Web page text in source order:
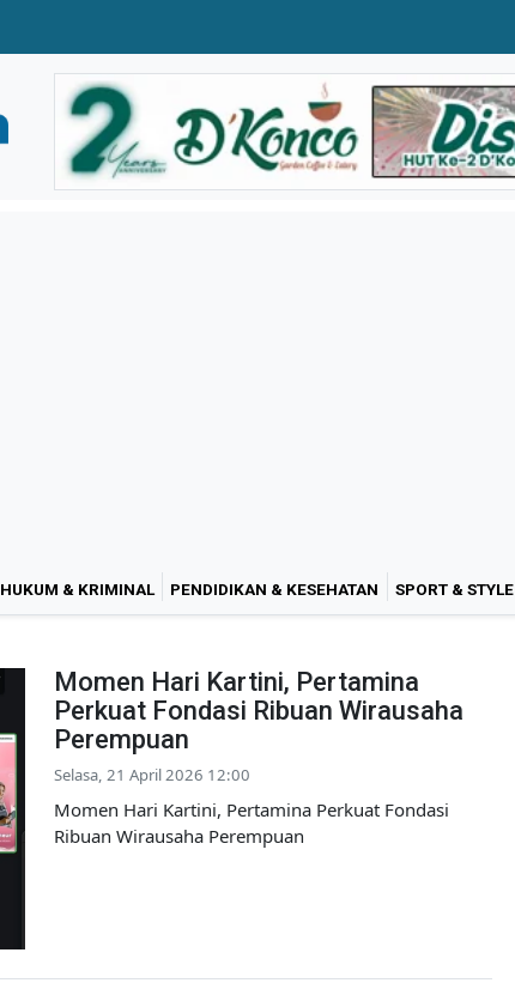
HUKUM & KRIMINAL PENDIDIKAN & KESEHATAN SPORT & STYLE
Momen Hari Kartini, Pertamina
Perkuat Fondasi Ribuan Wirausaha
Perempuan
Selasa, 21 April 2026 12:00
Momen Hari Kartini, Pertamina Perkuat Fondasi
Ribuan Wirausaha Perempuan